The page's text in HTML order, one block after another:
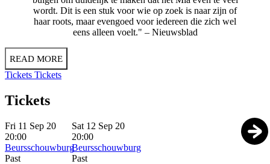
wordt. Dit is een stuk voor wie op zoek is naar zijn of
haar roots, maar evengoed voor iedereen die zich wel
eens alleen voelt." – Nieuwsblad
READ MORE
Tickets Tickets
Tickets
Fri 11 Sep 20
20:00
Beursschouwburg
Past
Sat 12 Sep 20
20:00
Beursschouwburg
Past